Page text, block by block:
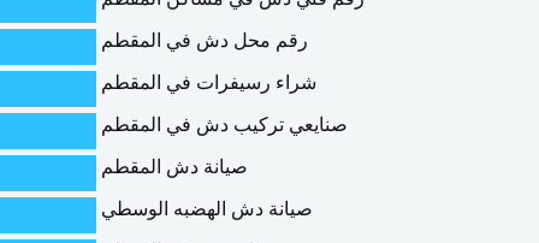
رقم محل دش في المقطم
شراء رسيفرات في المقطم
صنايعي تركيب دش في المقطم
صيانة دش المقطم
صيانة دش الهضبه الوسطي